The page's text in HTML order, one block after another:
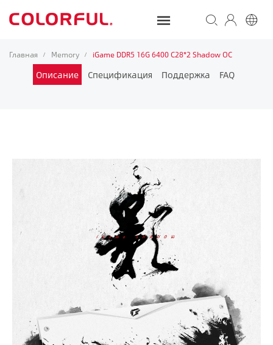
Главная / Memory / iGame DDR5 16G 6400 C28*2 Shadow OC
Описание Спецификация Поддержка FAQ